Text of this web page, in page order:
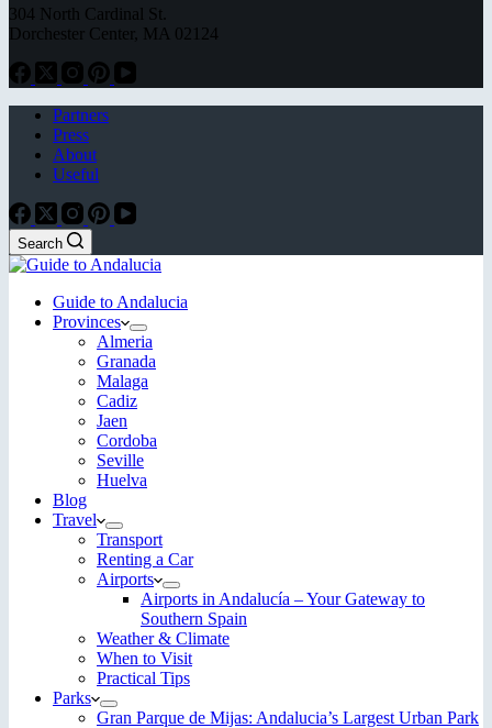
304 North Cardinal St.
Dorchester Center, MA 02124
Partners
Press
About
Useful
Search
Guide to Andalucia
Provinces
Almeria
Granada
Malaga
Cadiz
Jaen
Cordoba
Seville
Huelva
Blog
Travel
Transport
Renting a Car
Airports
Airports in Andalucía – Your Gateway to
Southern Spain
Weather & Climate
When to Visit
Practical Tips
Parks
Gran Parque de Mijas: Andalucia’s Largest Urban Park